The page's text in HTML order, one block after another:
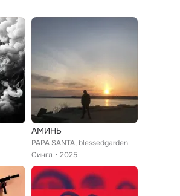
АМИНЬ
PAPA SANTA, blessedgarden
Сингл
2025